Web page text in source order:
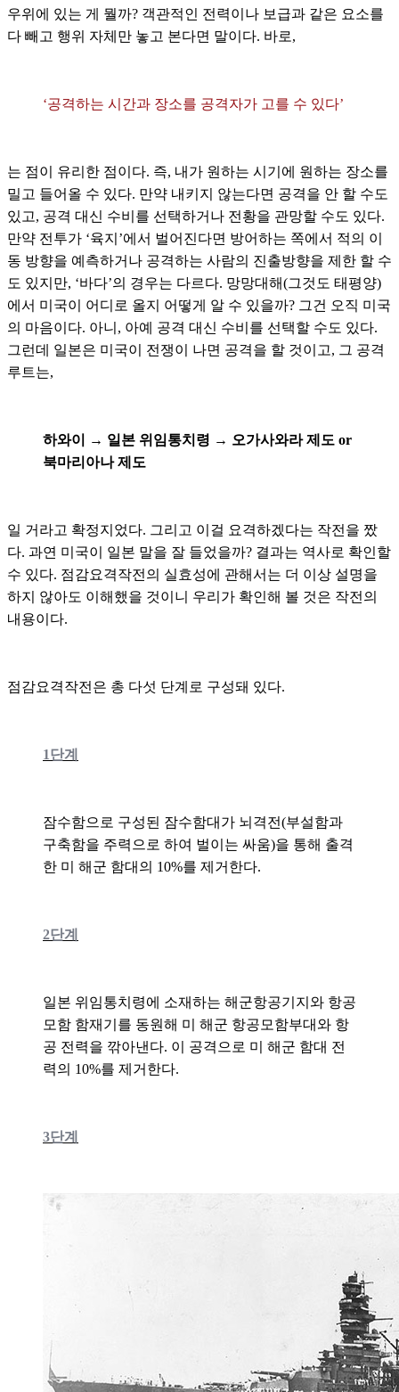
우위에 있는 게 뭘까? 객관적인 전력이나 보급과 같은 요소를
다 빼고 행위 자체만 놓고 본다면 말이다. 바로,
‘공격하는 시간과 장소를 공격자가 고를 수 있다’
는 점이 유리한 점이다. 즉, 내가 원하는 시기에 원하는 장소를
밀고 들어올 수 있다. 만약 내키지 않는다면 공격을 안 할 수도
있고, 공격 대신 수비를 선택하거나 전황을 관망할 수도 있다.
만약 전투가 ‘육지’에서 벌어진다면 방어하는 쪽에서 적의 이
동 방향을 예측하거나 공격하는 사람의 진출방향을 제한 할 수
도 있지만, ‘바다’의 경우는 다르다. 망망대해(그것도 태평양)
에서 미국이 어디로 올지 어떻게 알 수 있을까? 그건 오직 미국
의 마음이다. 아니, 아예 공격 대신 수비를 선택할 수도 있다.
그런데 일본은 미국이 전쟁이 나면 공격을 할 것이고, 그 공격
루트는,
하와이 → 일본 위임통치령 → 오가사와라 제도 or
북마리아나 제도
일 거라고 확정지었다. 그리고 이걸 요격하겠다는 작전을 짰
다. 과연 미국이 일본 말을 잘 들었을까? 결과는 역사로 확인할
수 있다. 점감요격작전의 실효성에 관해서는 더 이상 설명을
하지 않아도 이해했을 것이니 우리가 확인해 볼 것은 작전의
내용이다.
점감요격작전은 총 다섯 단계로 구성돼 있다.
1단계
잠수함으로 구성된 잠수함대가 뇌격전(부설함과
구축함을 주력으로 하여 벌이는 싸움)을 통해 출격
한 미 해군 함대의 10%를 제거한다.
2단계
일본 위임통치령에 소재하는 해군항공기지와 항공
모함 함재기를 동원해 미 해군 항공모함부대와 항
공 전력을 깎아낸다. 이 공격으로 미 해군 함대 전
력의 10%를 제거한다.
3단계